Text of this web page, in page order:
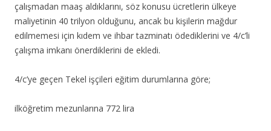
çalışmadan maaş aldıklarını, söz konusu ücretlerin ülkeye
maliyetinin 40 trilyon olduğunu, ancak bu kişilerin mağdur
edilmemesi için kıdem ve ihbar tazminatı ödediklerini ve 4/c’li
çalışma imkanı önerdiklerini de ekledi.
4/c’ye geçen Tekel işçileri eğitim durumlarına göre;
ilköğretim mezunlarına 772 lira